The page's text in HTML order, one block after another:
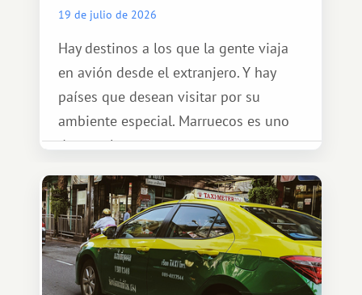
19 de julio de 2026
Hay destinos a los que la gente viaja
en avión desde el extranjero. Y hay
países que desean visitar por su
ambiente especial. Marruecos es uno
de esos lugares.